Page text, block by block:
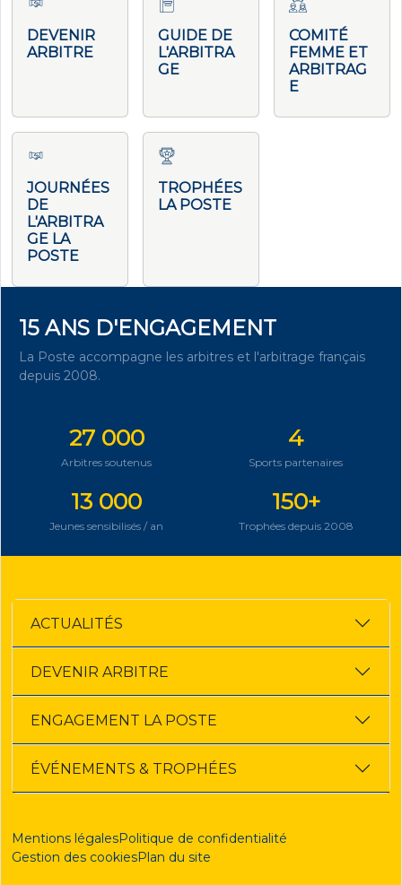
DEVENIR
ARBITRE
GUIDE DE
L'ARBITRA
GE
COMITÉ
FEMME ET
ARBITRAG
E
JOURNÉES
DE
L'ARBITRA
GE LA
POSTE
TROPHÉES
LA POSTE
15 ANS D'ENGAGEMENT
La Poste accompagne les arbitres et l'arbitrage français
depuis 2008.
27 000
Arbitres soutenus
4
Sports partenaires
13 000
Jeunes sensibilisés / an
150+
Trophées depuis 2008
ACTUALITÉS
DEVENIR ARBITRE
ENGAGEMENT LA POSTE
ÉVÉNEMENTS & TROPHÉES
Mentions légalesPolitique de confidentialité
Gestion des cookiesPlan du site